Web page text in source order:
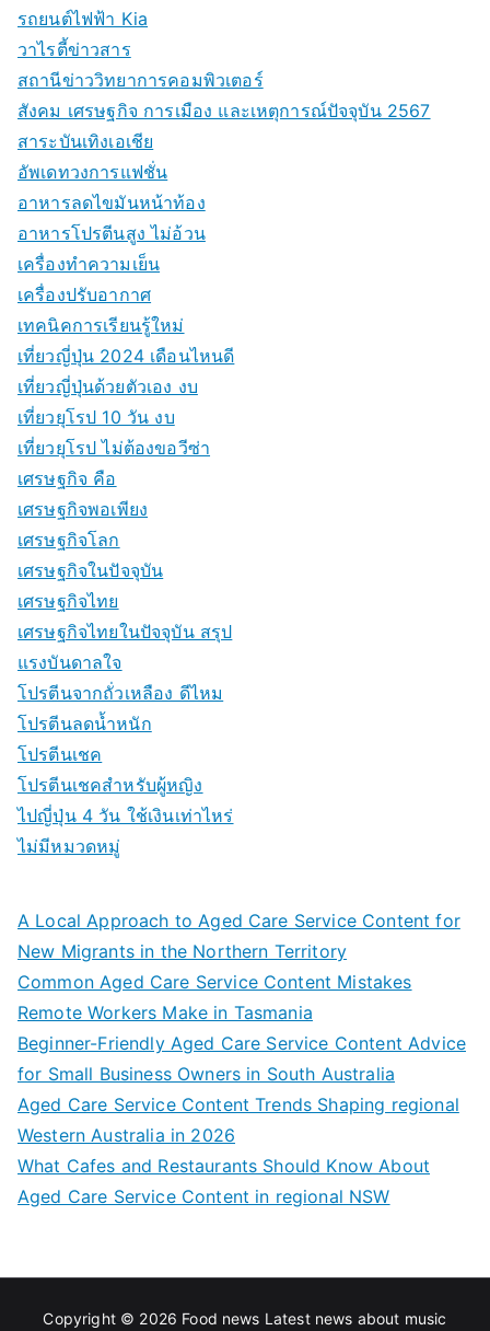
รถยนต์ไฟฟ้า Kia
วาไรตี้ข่าวสาร
สถานีข่าววิทยาการคอมพิวเตอร์
สังคม เศรษฐกิจ การเมือง และเหตุการณ์ปัจจุบัน 2567
สาระบันเทิงเอเชีย
อัพเดทวงการแฟชั่น
อาหารลดไขมันหน้าท้อง
อาหารโปรตีนสูง ไม่อ้วน
เครื่องทำความเย็น
เครื่องปรับอากาศ
เทคนิคการเรียนรู้ใหม่
เที่ยวญี่ปุ่น 2024 เดือนไหนดี
เที่ยวญี่ปุ่นด้วยตัวเอง งบ
เที่ยวยุโรป 10 วัน งบ
เที่ยวยุโรป ไม่ต้องขอวีซ่า
เศรษฐกิจ คือ
เศรษฐกิจพอเพียง
เศรษฐกิจโลก
เศรษฐกิจในปัจจุบัน
เศรษฐกิจไทย
เศรษฐกิจไทยในปัจจุบัน สรุป
แรงบันดาลใจ
โปรตีนจากถั่วเหลือง ดีไหม
โปรตีนลดน้ำหนัก
โปรตีนเชค
โปรตีนเชคสำหรับผู้หญิง
ไปญี่ปุ่น 4 วัน ใช้เงินเท่าไหร่
ไม่มีหมวดหมู่
A Local Approach to Aged Care Service Content for
New Migrants in the Northern Territory
Common Aged Care Service Content Mistakes
Remote Workers Make in Tasmania
Beginner-Friendly Aged Care Service Content Advice
for Small Business Owners in South Australia
Aged Care Service Content Trends Shaping regional
Western Australia in 2026
What Cafes and Restaurants Should Know About
Aged Care Service Content in regional NSW
Copyright © 2026 Food news Latest news about music